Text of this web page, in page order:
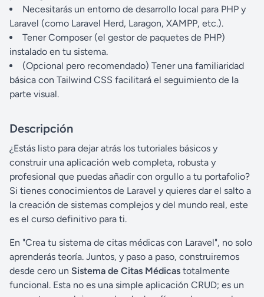
Necesitarás un entorno de desarrollo local para PHP y
Laravel (como Laravel Herd, Laragon, XAMPP, etc.).
Tener Composer (el gestor de paquetes de PHP)
instalado en tu sistema.
(Opcional pero recomendado) Tener una familiaridad
básica con Tailwind CSS facilitará el seguimiento de la
parte visual.
Descripción
¿Estás listo para dejar atrás los tutoriales básicos y
construir una aplicación web completa, robusta y
profesional que puedas añadir con orgullo a tu portafolio?
Si tienes conocimientos de Laravel y quieres dar el salto a
la creación de sistemas complejos y del mundo real, este
es el curso definitivo para ti.
En "Crea tu sistema de citas médicas con Laravel", no solo
aprenderás teoría. Juntos, y paso a paso, construiremos
desde cero un Sistema de Citas Médicas totalmente
funcional. Esta no es una simple aplicación CRUD; es un